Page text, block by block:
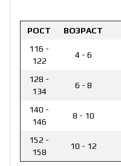
РОСТ ВОЗРАСТ
116 -
122
4 - 6
128 -
134
6 - 8
140 -
146
8 - 10
152 -
158
10 - 12